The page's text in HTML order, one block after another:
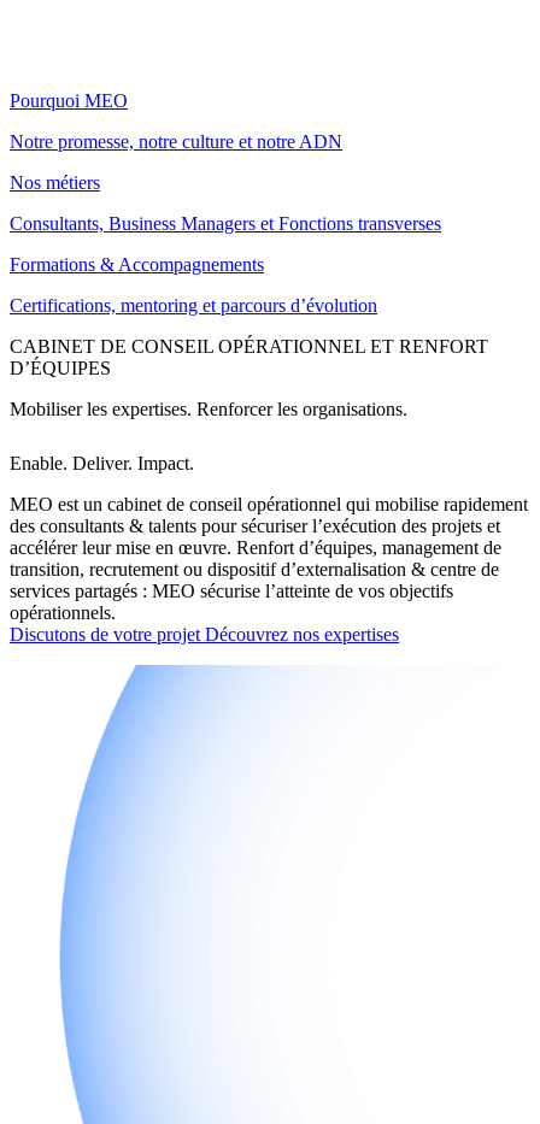
Pourquoi MEO
Notre promesse, notre culture et notre ADN
Nos métiers
Consultants, Business Managers et Fonctions transverses
Formations & Accompagnements
Certifications, mentoring et parcours d’évolution
CABINET DE CONSEIL OPÉRATIONNEL ET RENFORT
D’ÉQUIPES
Mobiliser les expertises. Renforcer les organisations.
Enable. Deliver. Impact.
MEO est un cabinet de conseil opérationnel qui mobilise rapidement
des consultants & talents pour sécuriser l’exécution des projets et
accélérer leur mise en œuvre. Renfort d’équipes, management de
transition, recrutement ou dispositif d’externalisation & centre de
services partagés : MEO sécurise l’atteinte de vos objectifs
opérationnels.
Discutons de votre projet Découvrez nos expertises